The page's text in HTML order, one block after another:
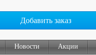
Добавить заказ
Новости Акции